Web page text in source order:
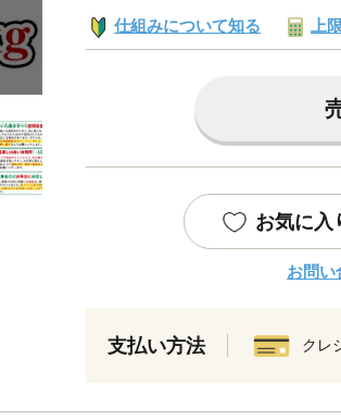
仕組みについて知る 上
お気に入
お問い
支払い方法 クレ